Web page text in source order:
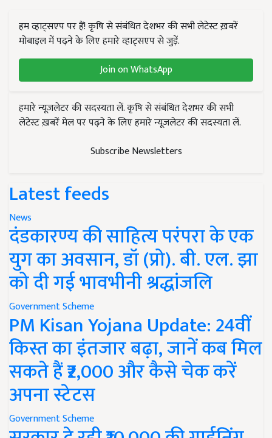
हम व्हाट्सएप पर हैं! कृषि से संबंधित देशभर की सभी लेटेस्ट ख़बरें
मोबाइल में पढ़ने के लिए हमारे व्हाट्सएप से जुड़ें.
Join on WhatsApp
हमारे न्यूज़लेटर की सदस्यता लें. कृषि से संबंधित देशभर की सभी
लेटेस्ट ख़बरें मेल पर पढ़ने के लिए हमारे न्यूज़लेटर की सदस्यता लें.
Subscribe Newsletters
Latest feeds
News
दंडकारण्य की साहित्य परंपरा के एक
युग का अवसान, डॉ (प्रो). बी. एल. झा
को दी गई भावभीनी श्रद्धांजलि
Government Scheme
PM Kisan Yojana Update: 24वीं
किस्त का इंतजार बढ़ा, जानें कब मिल
सकते हैं ₹2,000 और कैसे चेक करें
अपना स्टेटस
Government Scheme